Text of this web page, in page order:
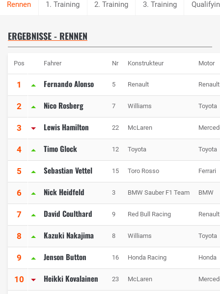
1. Training 2. Training 3. Training
ERGEBNISSE - RENNEN
Pos Fahrer Nr Konstrukteur Motor
1 Fernando Alonso 5 Renault Renault
2 Nico Rosberg 7 Williams Toyota
3 Lewis Hamilton 22 McLaren
4 Timo Glock 12 Toyota Toyota
5 Sebastian Vettel 15 Toro Rosso Ferrari
6 Nick Heidfeld 3 BMW Sauber F1 Team BMW
7 David Coulthard 9 Red Bull Racing Renault
8 Kazuki Nakajima 8 Williams Toyota
9 Jenson Button 16 Honda Racing Honda
10 Heikki Kovalainen 23 McLaren